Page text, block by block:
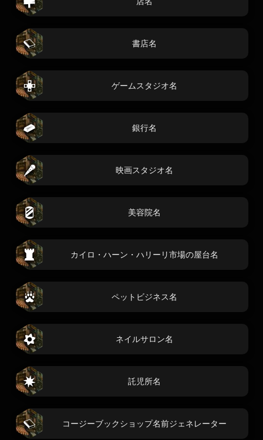
書店名
ゲームスタジオ名
銀行名
映画スタジオ名
美容院名
カイロ・ハーン・ハリーリ市場の屋台名
ペットビジネス名
ネイルサロン名
託児所名
コージーブックショップ名前ジェネレーター